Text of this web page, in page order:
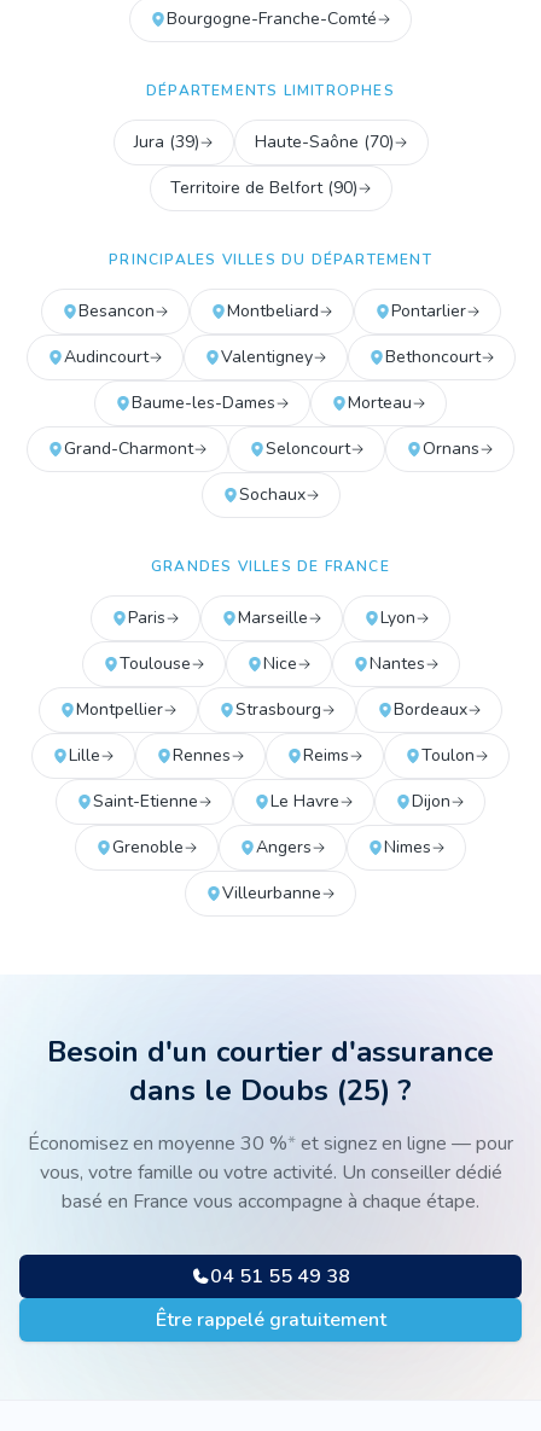
Bourgogne-Franche-Comté
DÉPARTEMENTS LIMITROPHES
Jura (39) Haute-Saône (70)
Territoire de Belfort(90)
PRINCIPALES VILLES DU DÉPARTEMENT
Besancon Montbeliard
Pontarlier
Audincourt
Valentigney
Bethoncourt
Baume-les-Dames
Morteau
Grand-Charmont
Seloncourt
Ornans
Sochaux
GRANDES VILLES DE FRANCE
Paris Marseille
Lyon
Toulouse
Nice
Nantes
Montpellier
Strasbourg
Bordeaux
Lille
Rennes Reims
Toulon
Saint-Etienne
Le Havre
Dijon
Grenoble
Angers
Nimes
Villeurbanne
Besoin d'un courtier d'assurance
dans le Doubs (25) ?
Économisez en moyenne 30 %*et signez en ligne — pour
vous, votre famille ou votre activité. Un conseiller dédié
basé en France vous accompagne à chaque étape.
04 51 55 49 38
Être rappelé gratuitement